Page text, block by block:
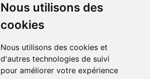
Nous utilisons des
cookies
Nous utilisons des cookies et
d'autres technologies de suivi
pour améliorer votre expérience